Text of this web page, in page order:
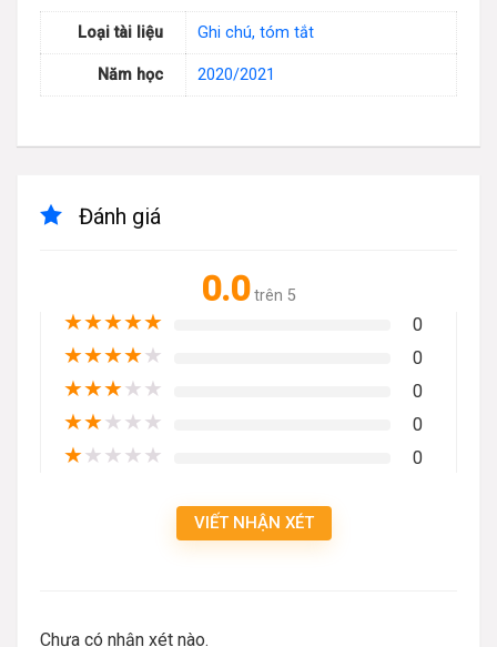
Loại tài liệu Ghi chú, tóm tắt
Năm học 2020/2021
Đánh giá
0.0 trên 5
★★★★★ 0
★★★★★ 0
★★★★★ 0
★★★★★ 0
★★★★★ 0
VIẾT NHẬN XÉT
Chưa có nhận xét nào.